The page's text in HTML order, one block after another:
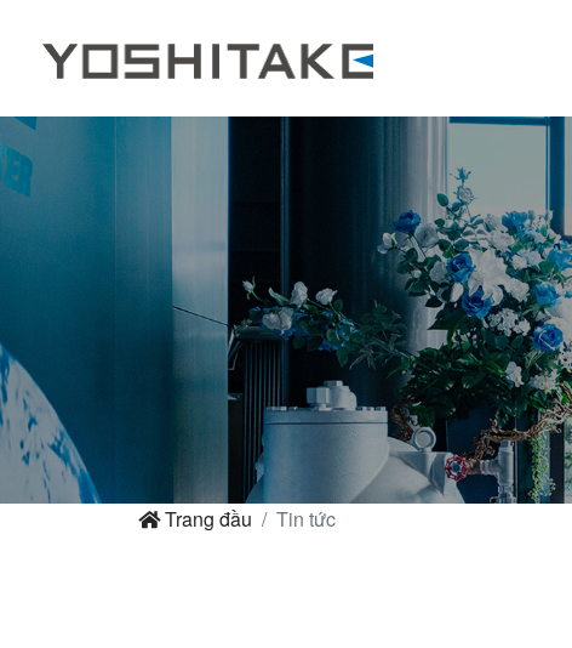
Trang đầu Tin tức